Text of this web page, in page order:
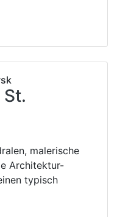
malerische
Architektur-
typisch